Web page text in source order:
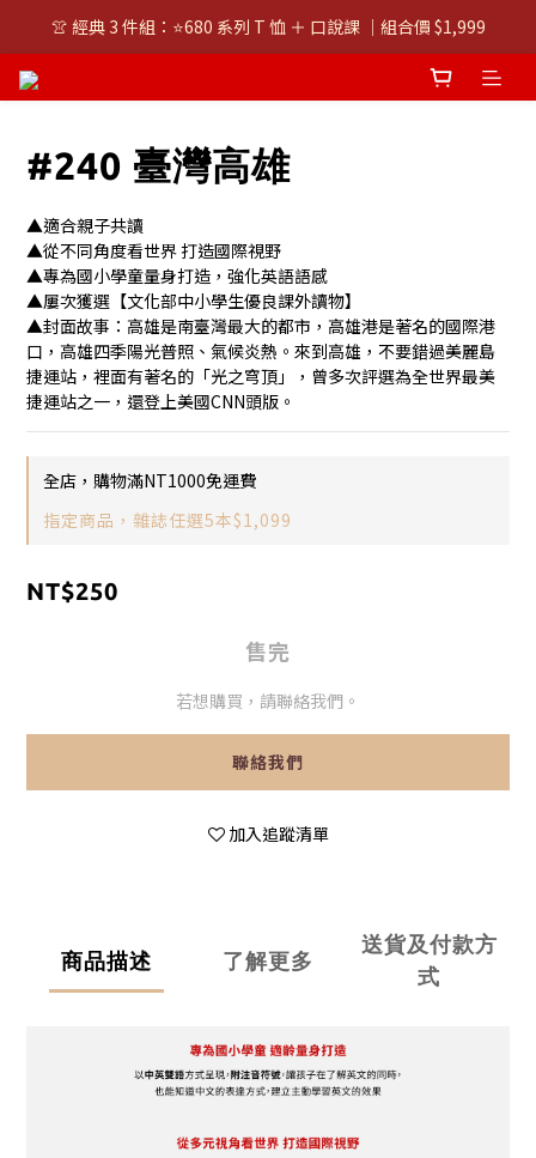
👚 經典 3 件組：⭐680 系列 T 恤 ＋ 口說課 ｜組合價 $1,999
👚 經典 3 件組：⭐680 系列 T 恤 ＋ 口說課 ｜組合價 $1,999
#240 臺灣高雄
▲適合親子共讀
▲從不同角度看世界 打造國際視野
▲專為國小學童量身打造，強化英語語感
▲屢次獲選【文化部中小學生優良課外讀物】
▲封面故事：高雄是南臺灣最大的都市，高雄港是著名的國際港
口，高雄四季陽光普照、氣候炎熱。來到高雄，不要錯過美麗島
捷運站，裡面有著名的「光之穹頂」，曾多次評選為全世界最美
捷運站之一，還登上美國CNN頭版。
全店，購物滿NT1000免運費
指定商品，雜誌任選5本$1,099
NT$250
售完
若想購買，請聯絡我們。
聯絡我們
加入追蹤清單
商品描述 了解更多
送貨及付款方
式